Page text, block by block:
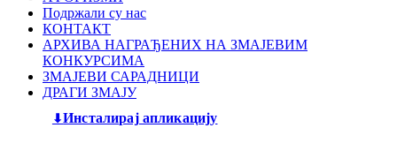
Подржали су нас
КОНТАКТ
АРХИВА НАГРАЂЕНИХ НА ЗМАЈЕВИМ
КОНКУРСИМА
ЗМАЈЕВИ САРАДНИЦИ
ДРАГИ ЗМАЈУ
Инсталирај апликацију